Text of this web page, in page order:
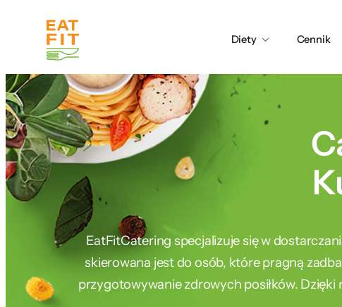
Diety Cennik
EatFitCatering specjalizuje się w
skierowana jest do osób, które pragną
przygotowywanie zdrowych posiłków.